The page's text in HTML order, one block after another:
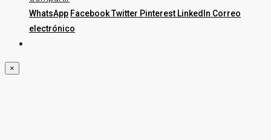
WhatsApp FacebookTwitter Pinterest LinkedIn Correo
electrónico
×